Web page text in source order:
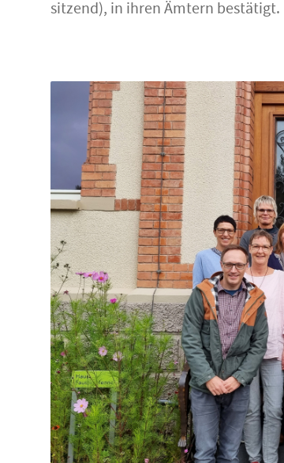
sitzend), in ihren Ämtern bestätigt.